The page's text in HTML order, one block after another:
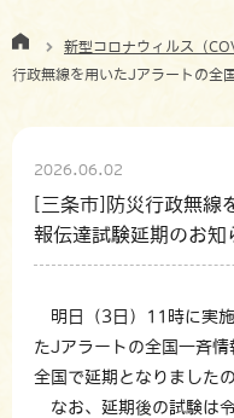
新型コロナウィルス（
行政無線を用いたJアラートの全
2026.06.02
[三条市]防災行政無線
報伝達試験延期のお知
明日（3日）11時に実施
たJアラートの全国一斉情
全国で延期となりました
なお、延期後の試験は